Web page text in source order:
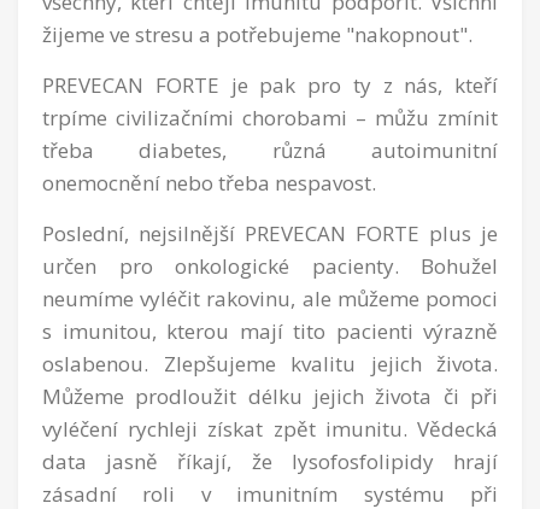
žijeme ve stresu a potřebujeme "nakopnout".
PREVECAN FORTE je pak pro ty z nás, kteří
trpíme civilizačními chorobami – můžu zmínit
třeba diabetes, různá autoimunitní
onemocnění nebo třeba nespavost.
Poslední, nejsilnější PREVECAN FORTE plus je
určen pro onkologické pacienty. Bohužel
neumíme vyléčit rakovinu, ale můžeme pomoci
s imunitou, kterou mají tito pacienti výrazně
oslabenou. Zlepšujeme kvalitu jejich života.
Můžeme prodloužit délku jejich života či při
vyléčení rychleji získat zpět imunitu. Vědecká
data jasně říkají, že lysofosfolipidy hrají
zásadní roli v imunitním systému při